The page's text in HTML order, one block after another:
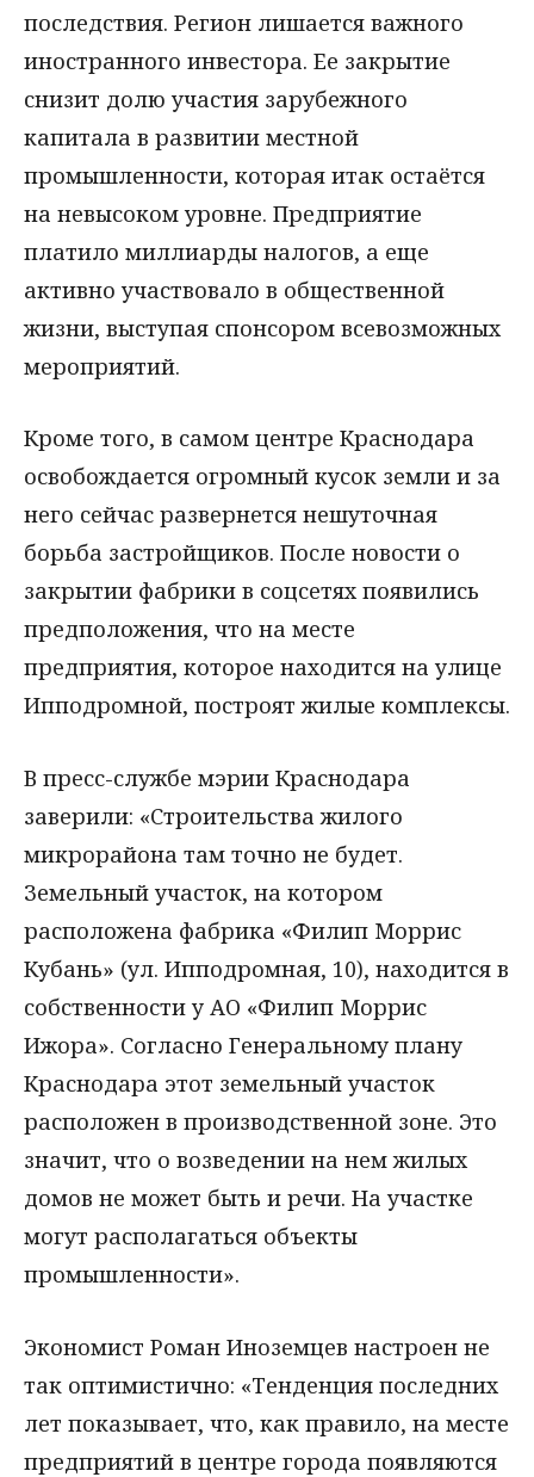
последствия. Регион лишается важного
иностранного инвестора. Ее закрытие
снизит долю участия зарубежного
капитала в развитии местной
промышленности, которая итак остаётся
на невысоком уровне. Предприятие
платило миллиарды налогов, а еще
активно участвовало в общественной
жизни, выступая спонсором всевозможных
мероприятий.
Кроме того, в самом центре Краснодара
освобождается огромный кусок земли и за
него сейчас развернется нешуточная
борьба застройщиков. После новости о
закрытии фабрики в соцсетях появились
предположения, что на месте
предприятия, которое находится на улице
Ипподромной, построят жилые комплексы.
В пресс-службе мэрии Краснодара
заверили: «Строительства жилого
микрорайона там точно не будет.
Земельный участок, на котором
расположена фабрика «Филип Моррис
Кубань» (ул. Ипподромная, 10), находится в
собственности у АО «Филип Моррис
Ижора». Согласно Генеральному плану
Краснодара этот земельный участок
расположен в производственной зоне. Это
значит, что о возведении на нем жилых
домов не может быть и речи. На участке
могут располагаться объекты
промышленности».
Экономист Роман Иноземцев настроен не
так оптимистично: «Тенденция последних
лет показывает, что, как правило, на месте
предприятий в центре города появляются